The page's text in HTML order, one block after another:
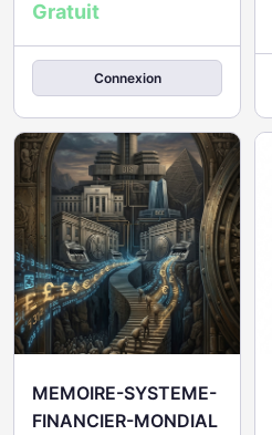
Gratuit
Connexion
MEMOIRE-SYSTEME-
FINANCIER-MONDIAL